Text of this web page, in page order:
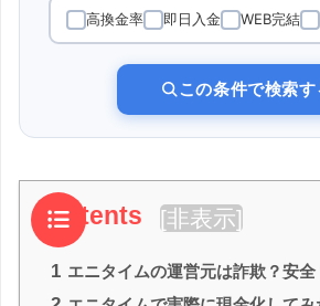
高換金率 即日入金 WEB完結
この条件で検索す
Contents [非表示]
1 エニタイムの運営元は詐欺？安全